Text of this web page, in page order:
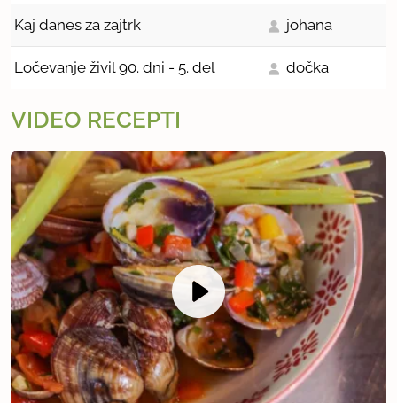
Kaj danes za zajtrk johana
Ločevanje živil 90. dni - 5. del dočka
VIDEO RECEPTI